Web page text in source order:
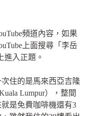
頻道內容，如果
上面搜尋「李岳
進入正題。
住的是馬來西亞吉隆
Lumpur），整間
是免費咖啡機還有3